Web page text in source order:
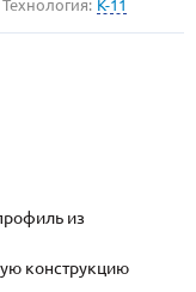
и установкой в
Технология: K-11
из
конструкцию